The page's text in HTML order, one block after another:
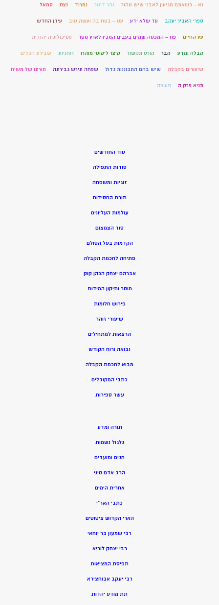
נא – כשאתם מגיעין לאבני שיש טהור נהר דינור נמרוד נצח סמאל
ספרי האביר יעקב עד שלא ידע עט – בטח בה ועשה טוב עידן החדש
עץ החיים פח – המכסה שמים בעבים המכין לארץ מטר פסיכולוגיה יהודית
קבלה ומדע קבר קורס תקשור קיצר ליקוטי מוהרן רוחניות שבירת הכלים
שיעורים בקבלה שיש בהם התבוננות גדול שפחה תירש גבירתה תורתו של משיח
תניא פרק ה תעופה
סוד החודשים
סודות התפילה
זוגיות ומשפחה
תורת החסידות
עולמות העליונים
סוד הצמצום
הקדמות בעל הסולם
פתיחה לחכמת הקבלה
אברהם יצחק הכהן קוק
מוסר ותיקון המידות
פירוש חלומות
שיעורי זוהר
הרצאות למתחילים
נבואה ורוח הקודש
מבוא לחכמת הקבלה
כתבי המקובלים
עשר ספירות
תורה ומדע
גלגול נשמות
חגים ומועדים
הרב אדם סיני
אחרית הימים
כתבי האר”י
הארי הקדוש ציטוטים
רבי שמעון בר יוחאי
רבי יצחק לוריא
תפיסת המציאות
רבי יעקב אבוחצירא
תת מודע יהדות